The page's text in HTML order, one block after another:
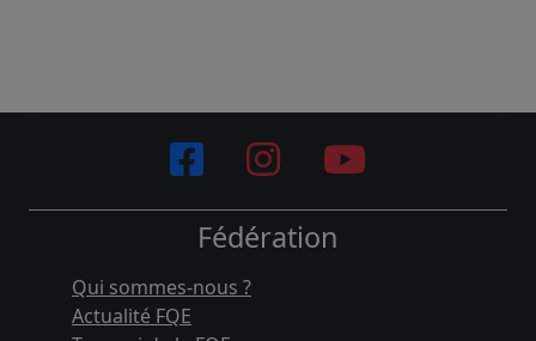
Fédération
Qui sommes-nous ?
Actualité FQE